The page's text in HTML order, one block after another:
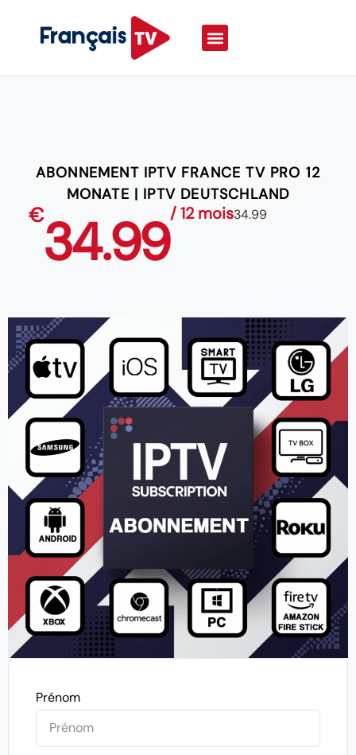
ABONNEMENT IPTV FRANCE TV PRO 12
MONATE | IPTV DEUTSCHLAND
€34.99/ 12 mois34.99
Prénom